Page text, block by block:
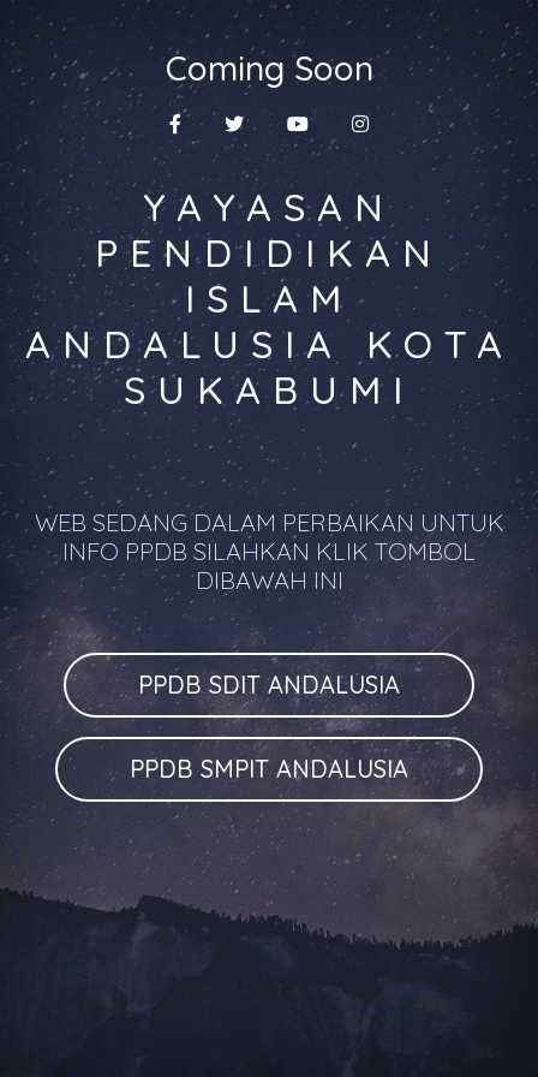
Coming Soon
YAYASAN
PENDIDIKAN
ISLAM
ANDALUSIA KOTA
SUKABUMI
WEB SEDANG DALAM PERBAIKAN UNTUK
INFO PPDB SILAHKAN KLIK TOMBOL
DIBAWAH INI
PPDB SDIT ANDALUSIA
PPDB SMPIT ANDALUSIA